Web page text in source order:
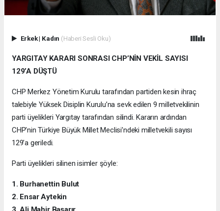
Erkek| Kadın (Haberi Sesli Oku)
YARGITAY KARARI SONRASI CHP’NİN VEKİL SAYISI
129’A DÜŞTÜ
CHP Merkez Yönetim Kurulu tarafından partiden kesin ihraç
talebiyle Yüksek Disiplin Kurulu’na sevk edilen 9 milletvekilinin
parti üyelikleri Yargıtay tarafından silindi. Kararın ardından
CHP’nin Türkiye Büyük Millet Meclisi’ndeki milletvekili sayısı
129’a geriledi.
Parti üyelikleri silinen isimler şöyle:
1. Burhanettin Bulut
2. Ensar Aytekin